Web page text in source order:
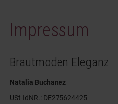
Impressum
Brautmoden Eleganz
Natalia Buchanez
USt-IdNR.: DE275624425